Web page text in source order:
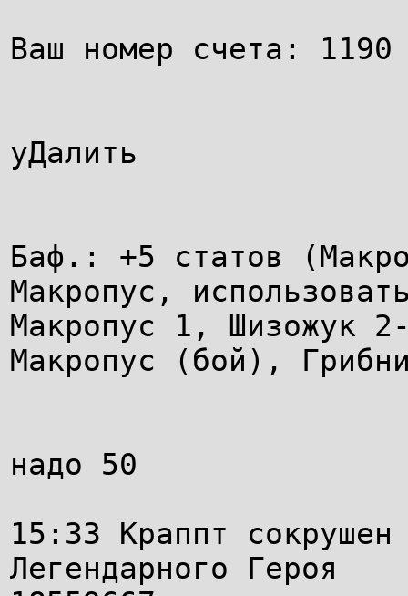
Ваш номер счета: 1190
уДалить
Баф.: +5 статов
Макропус,
Макропус 1, Шизожук
Макропус (бой),
надо 50
15:33 Краппт
Легендарного Героя